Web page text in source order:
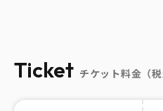
Ticket チケット料金（税